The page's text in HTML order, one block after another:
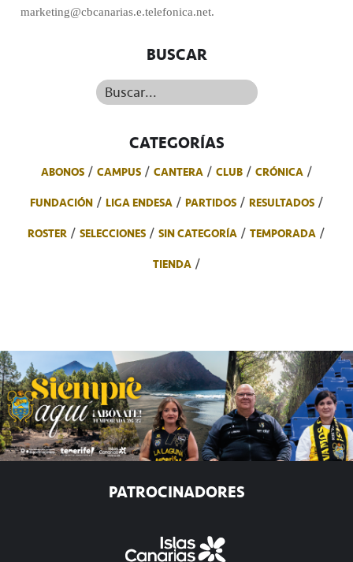
marketing@cbcanarias.e.telefonica.net.
BUSCAR
Buscar...
CATEGORÍAS
ABONOS CAMPUS CANTERA CLUB
CRÓNICA
FUNDACIÓN
LIGA ENDESA PARTIDOS
RESULTADOS
ROSTER
SELECCIONES SIN CATEGORÍA
TEMPORADA
TIENDA
PATROCINADORES